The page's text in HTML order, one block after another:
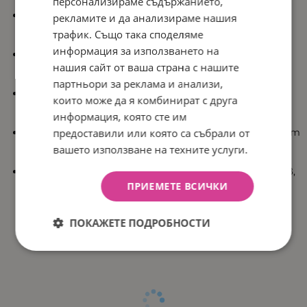
Комплект от 8 ярки цвята с включени модерни
шаблони.
Връх, подходящ както за малки мотиви, така и за
по-големи площи.
Фиксира се след 24 часа или веднага след гладене
(използвайте режим на гладене БЕЗ пара).
Не се отмива при температура до 60°C (зависи от
използваните материи).
Включени цветове: черен, зелен, син, червен, розов,
жълт, светлосин, оранжев.
рекламите и да анализираме нашия
трафик. Също така споделяме
информация за използването на
нашия сайт от ваша страна с нашите
партньори за реклама и анализи,
които може да я комбинират с друга
информация, която сте им
предоставили или която са събрали от
вашето използване на техните услуги.
ПРИЕМЕТЕ ВСИЧКИ
ПОКАЖЕТЕ ПОДРОБНОСТИ